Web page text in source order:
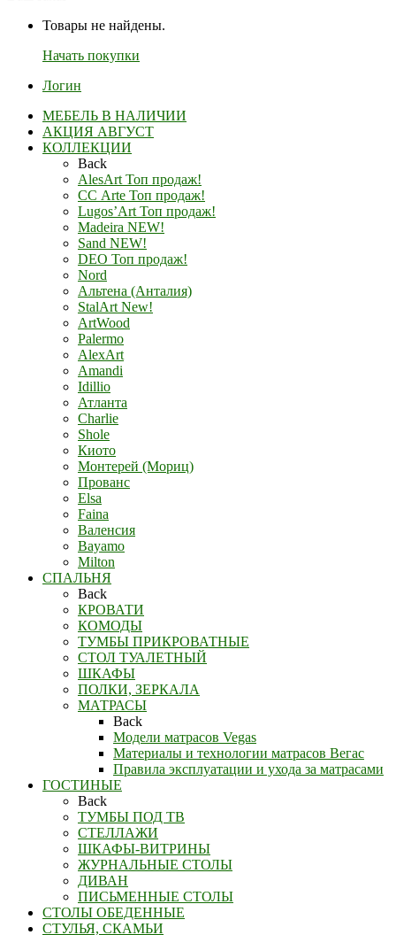
Товары не найдены.
Начать покупки
Логин
МЕБЕЛЬ В НАЛИЧИИ
АКЦИЯ АВГУСТ
КОЛЛЕКЦИИ
Back
AlesArt Топ продаж!
СС Arte Топ продаж!
Lugos’Art Топ продаж!
Madeira NEW!
Sand NEW!
DEO Топ продаж!
Nord
Альтена (Анталия)
StalArt New!
ArtWood
Palermo
AlexArt
Amandi
Idillio
Атланта
Charlie
Shole
Киото
Монтерей (Мориц)
Прованс
Elsa
Faina
Валенсия
Bayamo
Milton
СПАЛЬНЯ
Back
КРОВАТИ
КОМОДЫ
ТУМБЫ ПРИКРОВАТНЫЕ
СТОЛ ТУАЛЕТНЫЙ
ШКАФЫ
ПОЛКИ, ЗЕРКАЛА
МАТРАСЫ
Back
Модели матрасов Vegas
Материалы и технологии матрасов Вегас
Правила эксплуатации и ухода за матрасами
ГОСТИНЫЕ
Back
ТУМБЫ ПОД ТВ
СТЕЛЛАЖИ
ШКАФЫ-ВИТРИНЫ
ЖУРНАЛЬНЫЕ СТОЛЫ
ДИВАН
ПИСЬМЕННЫЕ СТОЛЫ
СТОЛЫ ОБЕДЕННЫЕ
СТУЛЬЯ, СКАМЬИ